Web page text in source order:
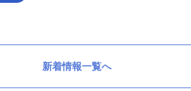
新着情報一覧へ